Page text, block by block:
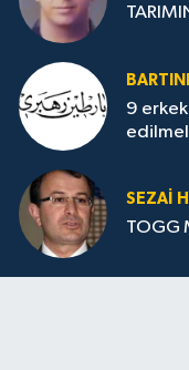
9 erkek
SEZAI
TOGG